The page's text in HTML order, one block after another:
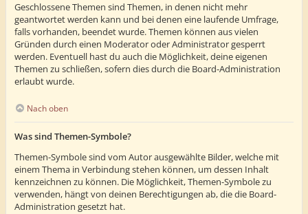
Geschlossene Themen sind Themen, in denen nicht mehr
geantwortet werden kann und bei denen eine laufende Umfrage,
falls vorhanden, beendet wurde. Themen können aus vielen
Gründen durch einen Moderator oder Administrator gesperrt
werden. Eventuell hast du auch die Möglichkeit, deine eigenen
Themen zu schließen, sofern dies durch die Board-Administration
erlaubt wurde.
Nach oben
Was sind Themen-Symbole?
Themen-Symbole sind vom Autor ausgewählte Bilder, welche mit
einem Thema in Verbindung stehen können, um dessen Inhalt
kennzeichnen zu können. Die Möglichkeit, Themen-Symbole zu
verwenden, hängt von deinen Berechtigungen ab, die die Board-
Administration gesetzt hat.